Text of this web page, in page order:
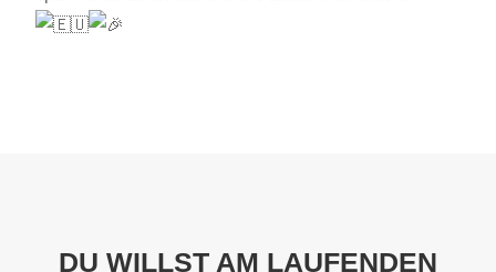
DU WILLST AM LAUFENDEN